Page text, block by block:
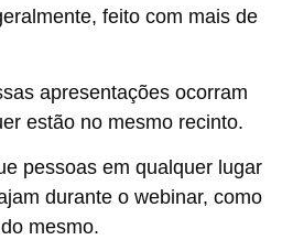
feito com mais de
apresentações ocorram
estão no mesmo recinto.
pessoas em qualquer lugar
durante o webinar, como
mesmo.